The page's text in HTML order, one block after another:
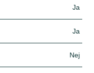
Ja
Ja
Nej